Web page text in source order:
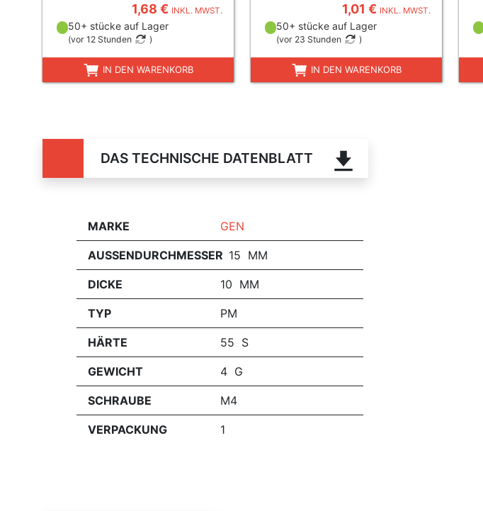
1,68 € INKL. MWST.
50+ stücke auf Lager
(vor 12 Stunden )
IN DEN WARENKORB
1,01 € INKL. MWST.
50+ stücke auf Lager
(vor 23 Stunden )
IN DEN WARENKORB
DAS TECHNISCHE DATENBLATT
MARKE GEN
AUSSENDURCHMESSER 15 MM
DICKE 10 MM
TYP PM
HÄRTE 55 S
GEWICHT 4 G
SCHRAUBE M4
VERPACKUNG 1